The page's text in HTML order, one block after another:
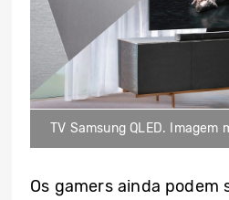
TV Samsung QLED. Imagem
Os gamers ainda podem